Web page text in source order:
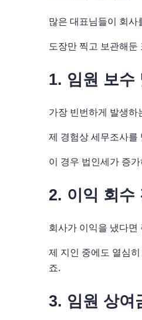
많은 대표님들이 회사
도장만 찍고 보관해
1. 임원 보수
가장 빈번하게 발생하
제 경험상 세무조사를
이 경우 법인세가 증
2. 이익 회수
회사가 이익을 냈다면
제 지인 중에도 열심
죠.
3. 임원 상여